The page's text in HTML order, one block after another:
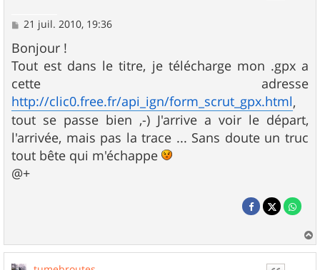
M
s
s
a
g
e
21 juil. 2010, 19:36
Bonjour !
Tout est dans le titre, je télécharge mon .gpx a
cette adresse
http://clic0.free.fr/api_ign/form_scrut_gpx.html,
tout se passe bien ,-) J'arrive a voir le départ,
l'arrivée, mais pas la trace ... Sans doute un truc
tout bête qui m'échappe
@+
a